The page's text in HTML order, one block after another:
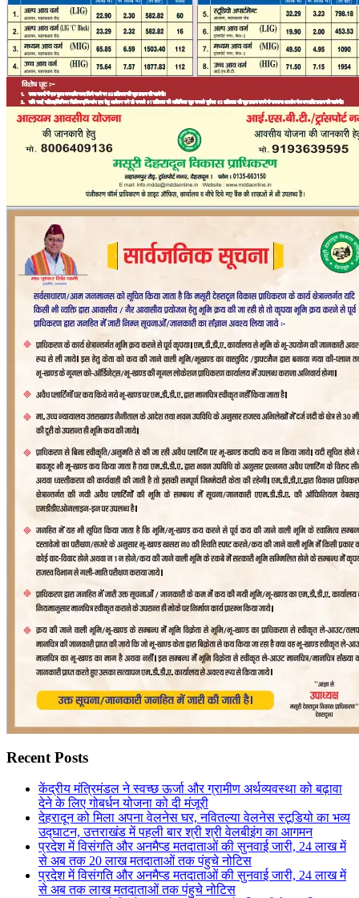
Recent Posts
केंद्रीय मंत्रिमंडल ने स्वच्छ ऊर्जा और ग्रामीण अर्थव्यवस्था को बढ़ावा
देने के लिए गोबर्धन योजना को दी मंजूरी
देहरादून को मिला अपना वेलनेस घर, नवितल्या वेलनेस स्टूडियो का भव्य
उद्घाटन, उत्तराखंड में पहली बार श्री श्री वेलबीइंग का आगमन
प्रदेश में विसंगति और अनमैप्ड मतदाताओं की सुनवाई जारी, 24 लाख में
से अब तक 20 लाख मतदाताओं तक पंहुचे नोटिस
प्रदेश में विसंगति और अनमैप्ड मतदाताओं की सुनवाई जारी, 24 लाख में
से अब तक लाख मतदाताओं तक पंहुचे नोटिस